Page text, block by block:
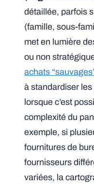
détaillée, parfois
(famille, sous-
met en lumière
ou non
achats
à standardiser
lorsque c’est
complexité du
exemple, si
fournitures de
fournisseurs
variées, la